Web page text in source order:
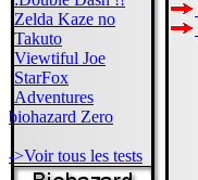
Zelda Kaze no
Takuto
Viewtiful Joe
StarFox
Adventures
biohazard Zero
->Voir tous les tests